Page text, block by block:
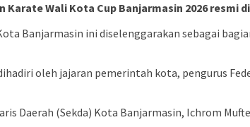
Wali Kota Cup Banjarmasin 2026 resmi
Banjarmasin ini diselenggarakan sebagai
oleh jajaran pemerintah kota, pengurus
Daerah (Sekda) Kota Banjarmasin, Ichrom